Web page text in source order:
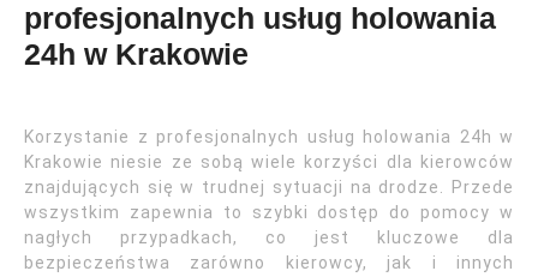
profesjonalnych usług holowania
24h w Krakowie
Korzystanie z profesjonalnych usług holowania 24h w
Krakowie niesie ze sobą wiele korzyści dla kierowców
znajdujących się w trudnej sytuacji na drodze. Przede
wszystkim zapewnia to szybki dostęp do pomocy w
nagłych przypadkach, co jest kluczowe dla
bezpieczeństwa zarówno kierowcy, jak i innych